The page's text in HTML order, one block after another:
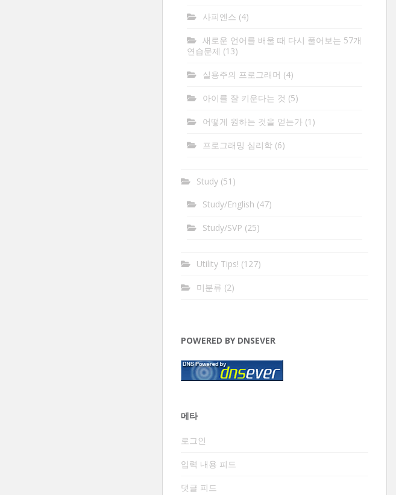
사피엔스 (4)
새로운 언어를 배울 때 다시 풀어보는 57개
연습문제 (13)
실용주의 프로그래머 (4)
아이를 잘 키운다는 것 (5)
어떻게 원하는 것을 얻는가(1)
프로그래밍 심리학(6)
Study(51)
Study/English (47)
Study/SVP (25)
Utility Tips! (127)
미분류 (2)
POWERED BY DNSEVER
메타
로그인
입력 내용 피드
댓글 피드